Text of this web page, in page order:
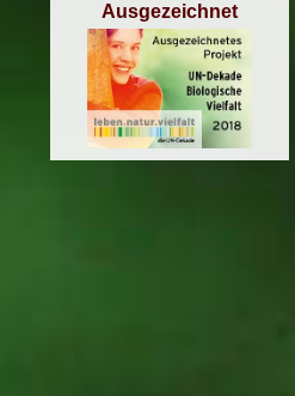
Ausgezeichnet